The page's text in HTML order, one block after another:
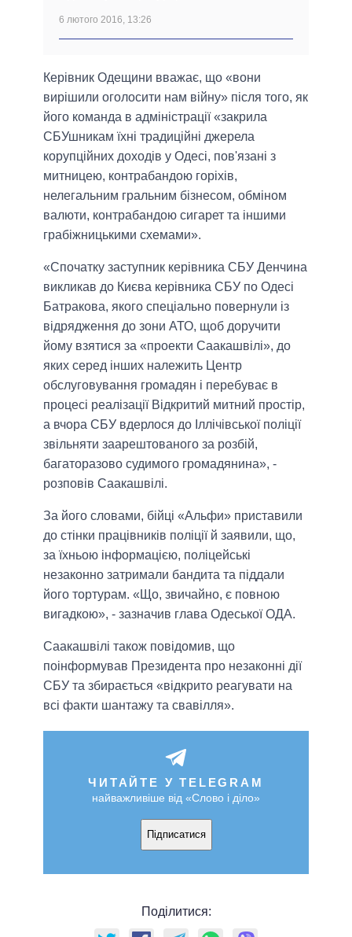
6 лютого 2016, 13:26
Керівник Одещини вважає, що «вони
вирішили оголосити нам війну» після того, як
його команда в адміністрації «закрила
СБУшникам їхні традиційні джерела
корупційних доходів у Одесі, пов'язані з
митницею, контрабандою горіхів,
нелегальним гральним бізнесом, обміном
валюти, контрабандою сигарет та іншими
грабіжницькими схемами».
«Спочатку заступник керівника СБУ Денчина
викликав до Києва керівника СБУ по Одесі
Батракова, якого спеціально повернули із
відрядження до зони АТО, щоб доручити
йому взятися за «проекти Саакашвілі», до
яких серед інших належить Центр
обслуговування громадян і перебуває в
процесі реалізації Відкритий митний простір,
а вчора СБУ вдерлося до Іллічівської поліції
звільняти заарештованого за розбій,
багаторазово судимого громадянина», -
розповів Саакашвілі.
За його словами, бійці «Альфи» приставили
до стінки працівників поліції й заявили, що,
за їхньою інформацією, поліцейські
незаконно затримали бандита та піддали
його тортурам. «Що, звичайно, є повною
вигадкою», - зазначив глава Одеської ОДА.
Саакашвілі також повідомив, що
поінформував Президента про незаконні дії
СБУ та збирається «відкрито реагувати на
всі факти шантажу та свавілля».
ЧИТАЙТЕ У TELEGRAM
найважливіше від «Слово і діло»
Підписатися
Поділитися: